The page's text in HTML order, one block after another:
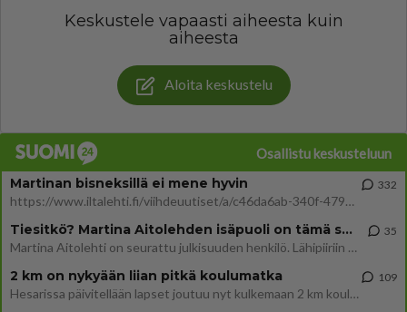
Keskustele vapaasti aiheesta kuin
aiheesta
Aloita keskustelu
Osallistu keskusteluun
Martinan bisneksillä ei mene hyvin
https://www.iltalehti.fi/viihdeuutiset/a/c46da6ab-340f-4790-aaa7-0865eed2336 Yrityksen konkurssihakemus on tullut kärä
332
Tiesitkö? Martina Aitolehden isäpuoli on tämä suosittu laulaja
Martina Aitolehti on seurattu julkisuuden henkilö. Lähipiiriin mahtuu muitakin tunnettuja henkilöitä. Tiesitkö, että Ma
35
2 km on nykyään liian pitkä koulumatka
Hesarissa päivitellään lapset joutuu nyt kulkemaan 2 km kouluun jösses. Ruostefillarilla tuo matka menee vaikka miten äk
109